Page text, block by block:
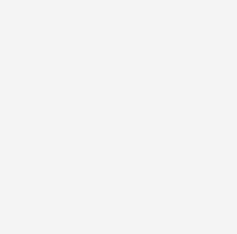
der Soliterm GmbH. Er studierte
Verfahrenstechnik an der Universität
in Minsk (Weißrussland). Im
in Unternehmensführung an
über Hochtemperaturbrennstoffzellen.
Mitarbeiter am
1998 entwickelte er aus seiner Idee ein
Kühlsystem. Bereits ein Jahr später
vom Forschungszentrum Jülich die
mit Sonnenenergie entwickelt. 2015